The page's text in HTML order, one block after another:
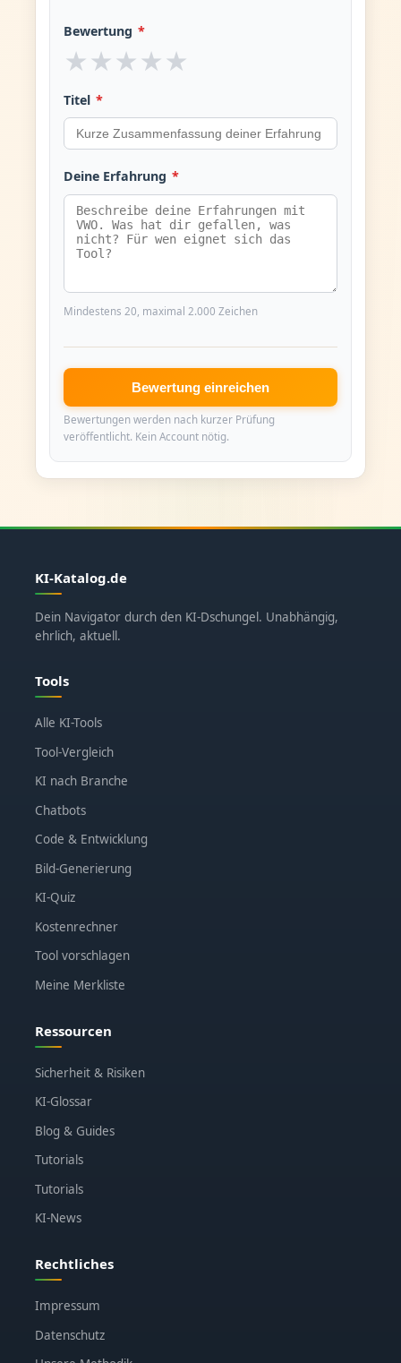
Bewertung *
★ ★ ★ ★ ★
Titel *
Deine Erfahrung *
Mindestens 20, maximal 2.000 Zeichen
Bewertung einreichen
Bewertungen werden nach kurzer Prüfung
veröffentlicht. Kein Account nötig.
KI-Katalog.de
Dein Navigator durch den KI-Dschungel. Unabhängig,
ehrlich, aktuell.
Tools
Alle KI-Tools
Tool-Vergleich
KI nach Branche
Chatbots
Code & Entwicklung
Bild-Generierung
KI-Quiz
Kostenrechner
Tool vorschlagen
Meine Merkliste
Ressourcen
Sicherheit & Risiken
KI-Glossar
Blog & Guides
Tutorials
Tutorials
KI-News
Rechtliches
Impressum
Datenschutz